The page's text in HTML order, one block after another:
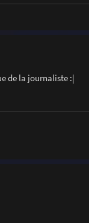
de la journaliste :|